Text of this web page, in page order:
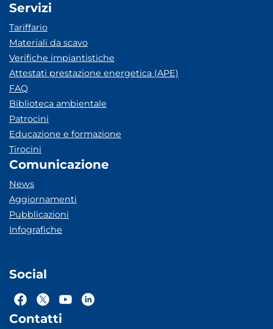
Servizi
Tariffario
Materiali da scavo
Verifiche impiantistiche
Attestati prestazione energetica (APE)
FAQ
Biblioteca ambientale
Patrocini
Educazione e formazione
Tirocini
Comunicazione
News
Aggiornamenti
Pubblicazioni
Infografiche
Social
Contatti